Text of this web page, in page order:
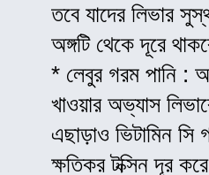
তবে যাদের লিভার
অঙ্গটি থেকে দূরে
* লেবুর গরম পানি :
খাওয়ার অভ্যাস
এছাড়াও ভিটামিন
ক্ষতিকর টক্সিন দূর